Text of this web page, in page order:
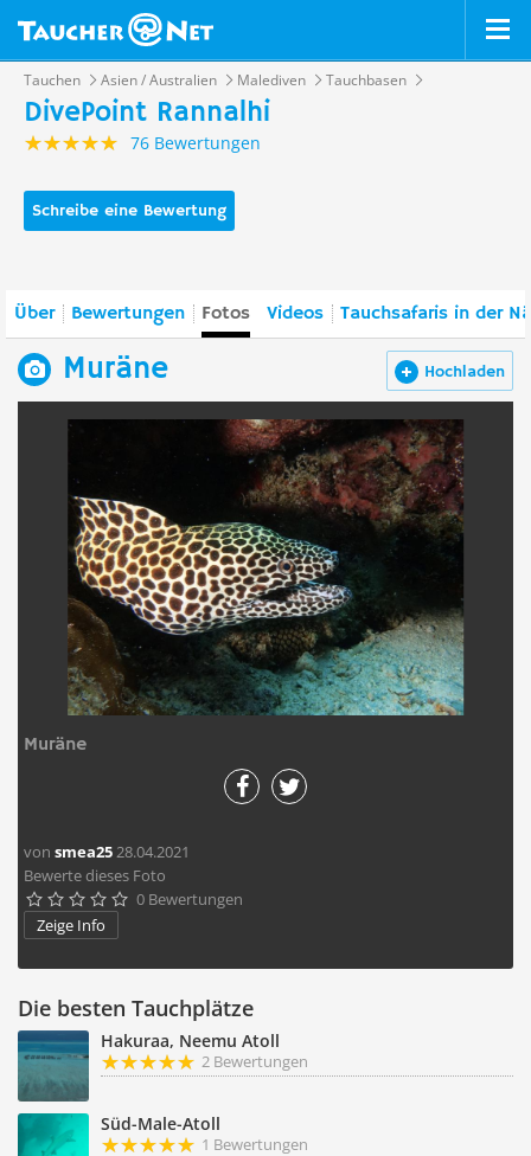
Tauchen Asien / Australien Malediven Tauchbasen
DivePoint Rannalhi
76 Bewertungen
Schreibe eine Bewertung
Über Bewertungen Fotos Videos Tauchsafaris in der
Hochladen
Muräne
Muräne
von smea2528.04.2021
Bewerte dieses Foto
     0 Bewertungen
Zeige Info
Die besten Tauchplätze
Hakuraa, Neemu Atoll
2 Bewertungen
Süd-Male-Atoll
1 Bewertungen